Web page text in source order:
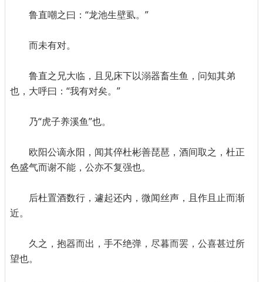
鲁直嘲之曰：“龙池生壁虱。”
而未有对。
鲁直之兄大临，且见床下以溺器畜生鱼，问知其弟
也，大呼曰：“我有对矣。”
乃“虎子养溪鱼”也。
欧阳公谪永阳，闻其倅杜彬善琵琶，酒间取之，杜正
色盛气而谢不能，公亦不复强也。
后杜置酒数行，遽起还内，微闻丝声，且作且止而渐
近。
久之，抱器而出，手不绝弹，尽暮而罢，公喜甚过所
望也。